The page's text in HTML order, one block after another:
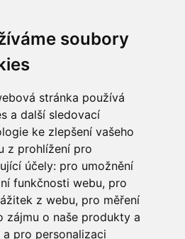
soubory
stránka používá
a další sledovací
ke zlepšení vašeho
z prohlížení pro
účely: pro umožnění
funkčnosti webu, pro
z webu, pro měření
zájmu o naše produkty a
a pro personalizaci
prací
údajů
smlouvy